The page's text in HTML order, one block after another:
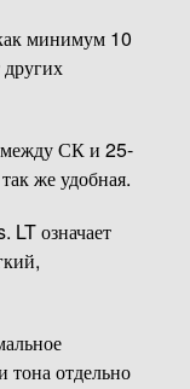
минимум 10
между СК и 25-
же удобная.
означает
тона отдельно